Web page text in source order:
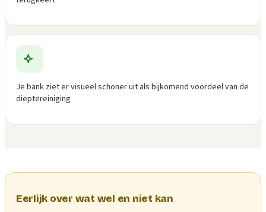
Je bank ziet er visueel schoner uit als bijkomend voordeel van de
dieptereiniging
Eerlijk over wat wel en niet kan